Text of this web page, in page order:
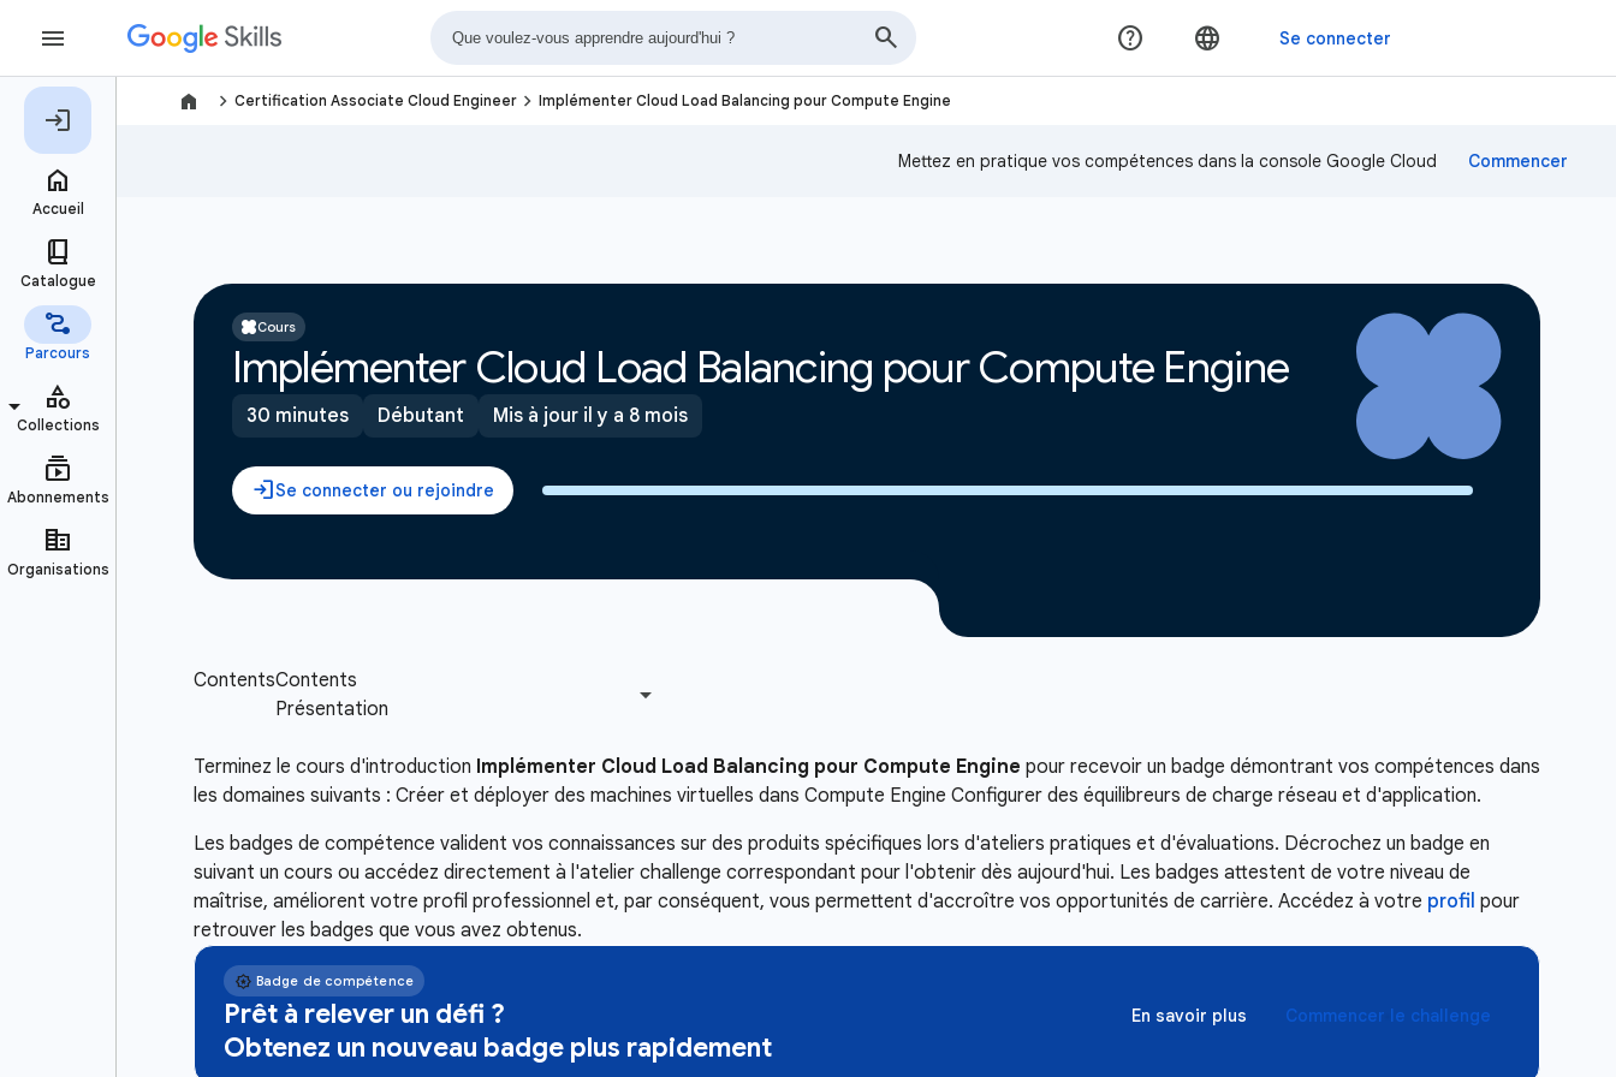
navigate_next Certification Associate Cloud Engineer navigate_next Implémenter Cloud Load Balancing pour Compute Engine
Mettez en pratique vos compétences dans la console Google Cloud
Cours
Implémenter Cloud Load Balancing pour Compute Engine
30 minutes Débutant Mis à jour il y a 8 mois
Terminez le cours d'introduction Implémenter Cloud Load Balancing pour Compute Engine pour recevoir un badge démontrant vos compétences dans
les domaines suivants : Créer et déployer des machines virtuelles dans Compute Engine Configurer des équilibreurs de charge réseau et d'application.
Les badges de compétence valident vos connaissances sur des produits spécifiques lors d'ateliers pratiques et d'évaluations. Décrochez un badge en
suivant un cours ou accédez directement à l'atelier challenge correspondant pour l'obtenir dès aujourd'hui. Les badges attestent de votre niveau de
maîtrise, améliorent votre profil professionnel et, par conséquent, vous permettent d'accroître vos opportunités de carrière. Accédez à votre profil pour
retrouver les badges que vous avez obtenus.
Prêt à relever un défi ?
Obtenez un nouveau badge plus rapidement
En savoir plus Commencer le challenge